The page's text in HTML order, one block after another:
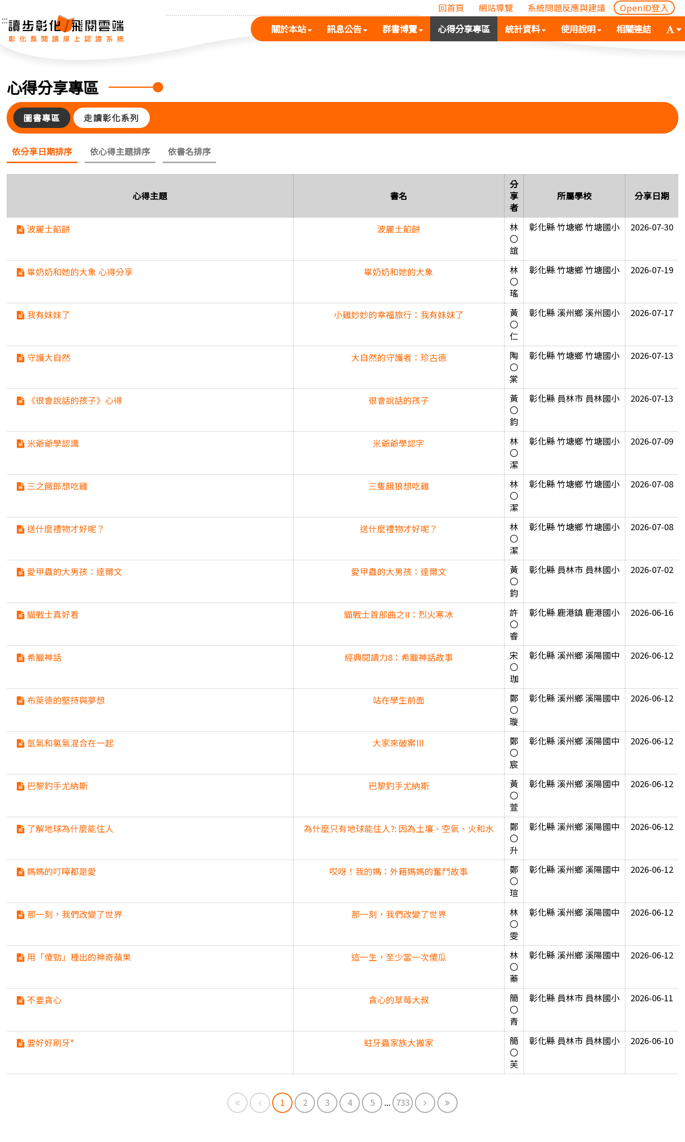
:::
回首頁 網站導覽 系統問題反應與建議 OpenID登入
關於本站(按
空
次
單)
訊息公告(按
空
展
次
群書博覽(按
空
展
次
心得分享專區 統計資料(
按
下
開
使用說明(按
空
展
次
相關連結
字
體
(
空
白
選
心得分享專區
圖書專區 走讀彰化系列
依分享日期排序 依心得主題排序 依書名排序
心得主題 書名
分
享
者
所屬學校 分享日期
波麗士餡餅 波麗士餡餅
林
〇
誼
彰化縣 竹塘鄉 竹塘國小 2026-07-30
畢奶奶和她的大象 心得分享 畢奶奶和她的大象
林
〇
瑤
彰化縣 竹塘鄉 竹塘國小 2026-07-19
我有妹妹了 小雞妙妙的幸福旅行：我有妹妹了
黃
〇
仁
彰化縣 溪州鄉 溪州國小 2026-07-17
守護大自然 大自然的守護者：珍古德
陶
〇
棠
彰化縣 竹塘鄉 竹塘國小 2026-07-13
《很會說話的孩子》心得 很會說話的孩子
黃
〇
鈞
彰化縣 員林市 員林國小 2026-07-13
米爺爺學認識 米爺爺學認字
林
〇
潔
彰化縣 竹塘鄉 竹塘國小 2026-07-09
三之餓郎想吃雞 三隻餓狼想吃雞
林
〇
潔
彰化縣 竹塘鄉 竹塘國小 2026-07-08
送什麼禮物才好呢？ 送什麼禮物才好呢？
林
〇
潔
彰化縣 竹塘鄉 竹塘國小 2026-07-08
愛甲蟲的大男孩：達爾文 愛甲蟲的大男孩：達爾文
黃
〇
鈞
彰化縣 員林市 員林國小 2026-07-02
貓戰士真好看 貓戰士首部曲之II：烈火寒冰
許
〇
睿
彰化縣 鹿港鎮 鹿港國小 2026-06-16
希臘神話 經典閱讀力8：希臘神話故事
宋
〇
珈
彰化縣 溪州鄉 溪陽國中 2026-06-12
布萊德的堅持與夢想 站在學生前面
鄭
〇
璇
彰化縣 溪州鄉 溪陽國中 2026-06-12
氫氣和氯氣混合在一起 大家來破案Ⅲ
鄭
〇
宸
彰化縣 溪州鄉 溪陽國中 2026-06-12
巴黎釣手尤納斯 巴黎釣手尤納斯
黃
〇
萱
彰化縣 溪州鄉 溪陽國中 2026-06-12
了解地球為什麼能住人 為什麼只有地球能住人?: 因為土壤、空氣、火和水
鄭
〇
升
彰化縣 溪州鄉 溪陽國中 2026-06-12
媽媽的叮嚀都是愛 哎呀！我的媽：外籍媽媽的奮鬥故事
鄭
〇
瑄
彰化縣 溪州鄉 溪陽國中 2026-06-12
那一刻，我們改變了世界 那一刻，我們改變了世界
林
〇
雯
彰化縣 溪州鄉 溪陽國中 2026-06-12
用「傻勁」種出的神奇蘋果 這一生，至少當一次傻瓜
林
〇
蓁
彰化縣 溪州鄉 溪陽國中 2026-06-12
不要貪心 貪心的草莓大叔
簡
〇
青
彰化縣 員林市 員林國小 2026-06-11
要好好刷牙° 蛀牙蟲家族大搬家
簡
〇
芙
彰化縣 員林市 員林國小 2026-06-10
First Previous
1 2 3 4 5 ... 733 Next End